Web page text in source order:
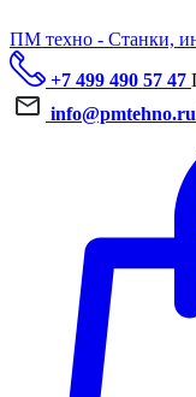
ПМ техно - Станки,
+7 499 490 57 47
info@pmtehno.ru